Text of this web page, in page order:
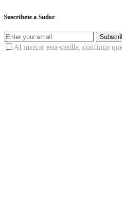
Suscríbete a Sudor
Al marcar esta casilla, confirma